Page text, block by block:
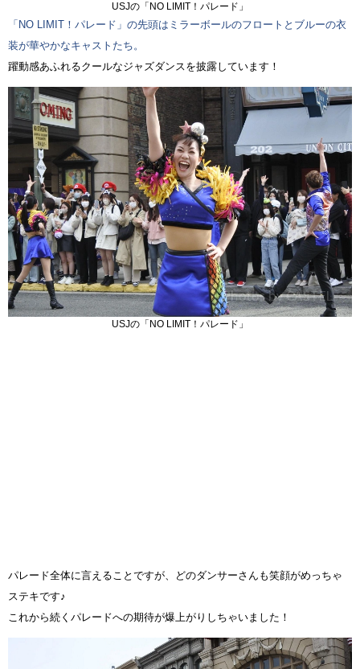
USJの「NO LIMIT！パレード」
「NO LIMIT！パレード」の先頭はミラーボールのフロートとブルーの衣
装が華やかなキャストたち。
躍動感あふれるクールなジャズダンスを披露しています！
USJの「NO LIMIT！パレード」
パレード全体に言えることですが、どのダンサーさんも笑顔がめっちゃ
ステキです♪
これから続くパレードへの期待が爆上がりしちゃいました！